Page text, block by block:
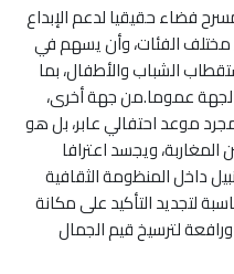
فضاء حقيقيا لدعم الإبداع
الفئات، وأن يسهم في
الشباب والأطفال، بما
والجهة عموما.من جهة أخرى،
موعد احتفالي عابر، بل هو
ويجسد اعترافا
داخل المنظومة الثقافية
لتجديد التأكيد على مكانة
ورافعة لترسيخ قيم الجمال